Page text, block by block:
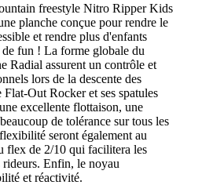
freestyle Nitro Ripper Kids
planche conçue pour rendre le
et rendre plus d'enfants
de fun ! La forme globale du
Radial assurent un contrôle et
lors de la descente des
Flat-Out Rocker et ses spatules
excellente flottaison, une
de tolérance sur tous les
seront également au
flex de 2/10 qui facilitera les
rideurs. Enfin, le noyau
et réactivité.